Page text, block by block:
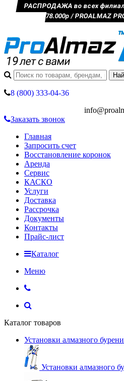
РАСПРОДАЖА во всех
78.000р / PROALMAZ
8 (800) 333-04-36
Заказать звонок
Главная
Запросить счет
Восстановление коронок
Аренда
Сервис
КАСКО
Услуги
Доставка
Рассрочка
Документы
Контакты
Прайс-лист
Каталог
Меню
Каталог товаров
Установки алмазного
Установки алмазного